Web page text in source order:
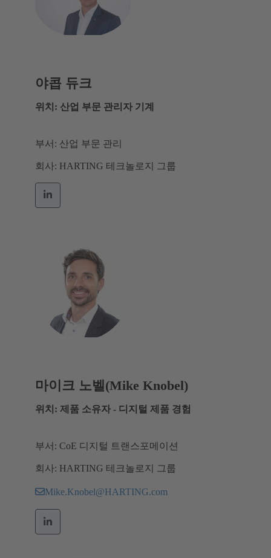
야콥 듀크
위치: 산업 부문 관리자 기계
부서: 산업 부문 관리
회사: HARTING 테크놀로지 그룹
마이크 노벨(Mike Knobel)
위치: 제품 소유자 - 디지털 제품 경험
부서: CoE 디지털 트랜스포메이션
회사: HARTING 테크놀로지 그룹
Mike.Knobel@HARTING.com